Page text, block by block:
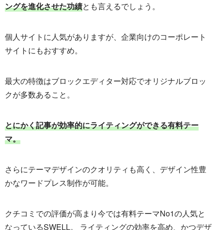
ングを進化させた功績とも言えるでしょう。
個人サイトに人気がありますが、企業向けのコーポレート
サイトにもおすすめ。
最大の特徴はブロックエディター対応でオリジナルブロッ
クが多数あること。
とにかく記事が効率的にライティングができる有料テー
マ。
さらにテーマデザインのクオリティも高く、デザイン性豊
かなワードプレス制作が可能。
クチコミでの評価が高まり今では有料テーマNo1の人気と
なっているSWELL。 ライティングの効率を高め、かつデザ